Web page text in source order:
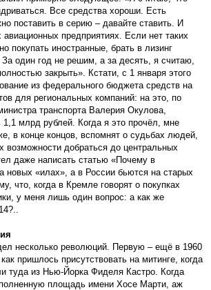
Все средства хороши. Есть
поставить в серию – давайте ставить. И
предприятиях. Если нет таких
покупать иностранные, брать в лизинг
За один год не решим, а за десять, я считаю,
закрыть». Кстати, с 1 января этого
из федерального бюджета средств на
для региональных компаний: на это, по
транспорта Валерия Окулова,
млрд рублей. Когда я это прочёл, мне
в конце концов, вспомнят о судьбах людей,
возможности добраться до центральных
даже написать статью «Почему в
новых «илах», а в России бьются на старых
что, когда в Кремле говорят о покупках
у меня лишь один вопрос: а как же
несколько революций. Первую – ещё в 1960
пришлось присутствовать на митинге, когда
туда из Нью-Йорка Фиделя Кастро. Когда
площадь имени Хосе Марти, аж